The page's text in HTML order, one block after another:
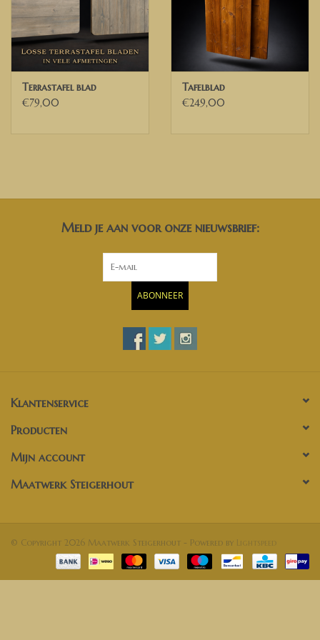
Terrastafel blad
€79,00
Tafelblad
€249,00
Meld je aan voor onze nieuwsbrief:
ABONNEER
Klantenservice
Producten
Mijn account
Maatwerk Steigerhout
© Copyright 2026 Maatwerk Steigerhout - Powered by Lightspeed